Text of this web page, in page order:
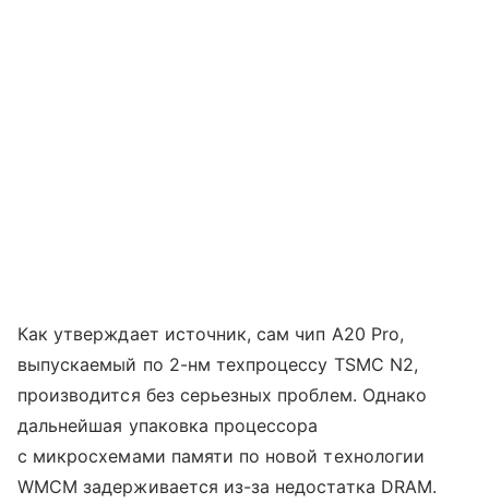
Как утверждает источник, сам чип A20 Pro,
выпускаемый по 2-нм техпроцессу TSMC N2,
производится без серьезных проблем. Однако
дальнейшая упаковка процессора
с микросхемами памяти по новой технологии
WMCM задерживается из-за недостатка DRAM.